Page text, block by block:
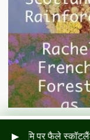
पर फैले स्कॉटलैंड के